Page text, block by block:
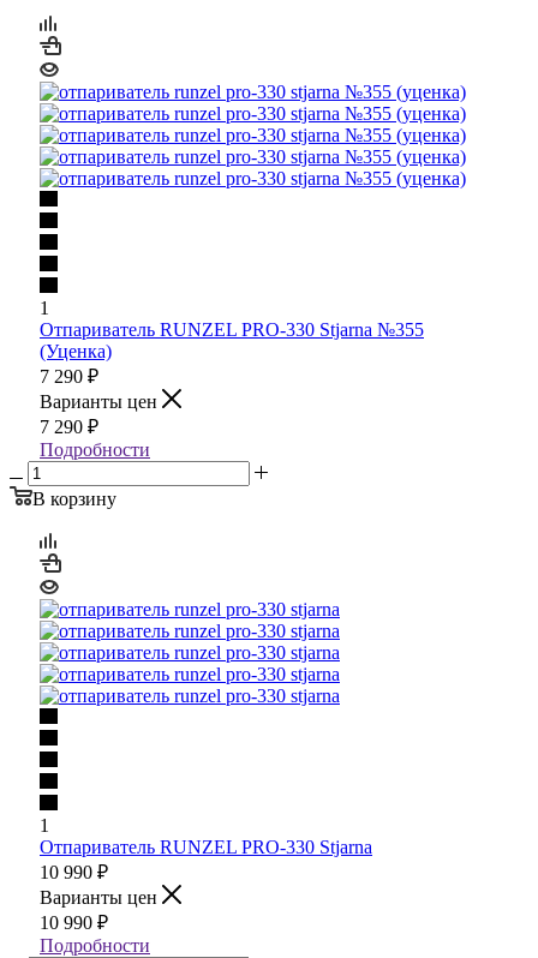
1
Отпариватель RUNZEL PRO-330 Stjarna №355
(Уценка)
7 290 ₽
Варианты цен
7 290 ₽
Подробности
В корзину
1
Отпариватель RUNZEL PRO-330 Stjarna
10 990 ₽
Варианты цен
10 990 ₽
Подробности